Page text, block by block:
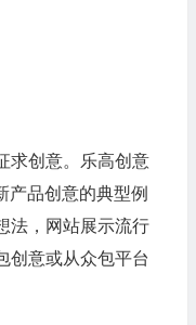
求创意。乐高创意
产品创意的典型例
法，网站展示流行
创意或从众包平台